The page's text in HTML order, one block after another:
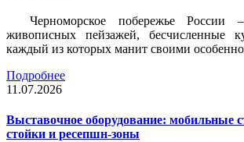
Черноморское побережье России
живописных пейзажей, бесчисленные
каждый из которых манит своими
Подробнее
11.07.2026
Выставочное оборудование: мобильные
стойки и ресепшн-зоны